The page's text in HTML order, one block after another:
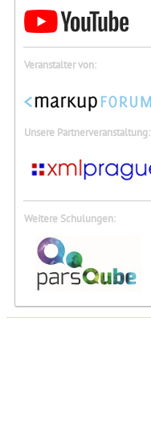
Veranstalter von:
Unsere Partnerveranstaltung:
Weitere Schulungen: